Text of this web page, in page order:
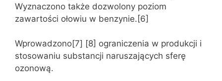
Wyznaczono także dozwolony poziom
zawartości ołowiu w benzynie.[6]
Wprowadzono[7] [8] ograniczenia w produkcji i
stosowaniu substancji naruszających sferę
ozonową.